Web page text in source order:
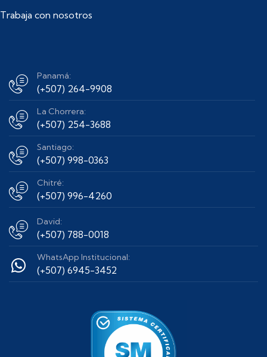
Trabaja con nosotros
Panamá:
(+507) 264-9908
La Chorrera:
(+507) 254-3688
Santiago:
(+507) 998-0363
Chitré:
(+507) 996-4260
David:
(+507) 788-0018
WhatsApp Institucional:
(+507) 6945-3452